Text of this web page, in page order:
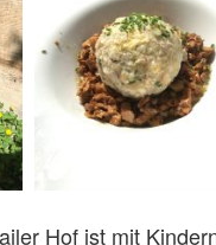
Hof ist mit